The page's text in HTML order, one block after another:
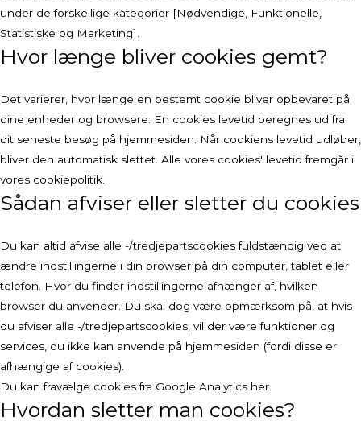
under de forskellige kategorier [Nødvendige, Funktionelle,
Statistiske og Marketing].
Hvor længe bliver cookies gemt?
Det varierer, hvor længe en bestemt cookie bliver opbevaret på
dine enheder og browsere. En cookies levetid beregnes ud fra
dit seneste besøg på hjemmesiden. Når cookiens levetid udløber,
bliver den automatisk slettet. Alle vores cookies' levetid fremgår i
vores cookiepolitik.
Sådan afviser eller sletter du cookies
Du kan altid afvise alle -/tredjepartscookies fuldstændig ved at
ændre indstillingerne i din browser på din computer, tablet eller
telefon. Hvor du finder indstillingerne afhænger af, hvilken
browser du anvender. Du skal dog være opmærksom på, at hvis
du afviser alle -/tredjepartscookies, vil der være funktioner og
services, du ikke kan anvende på hjemmesiden (fordi disse er
afhængige af cookies).
Du kan fravælge cookies fra Google Analytics her
Hvordan sletter man cookies?